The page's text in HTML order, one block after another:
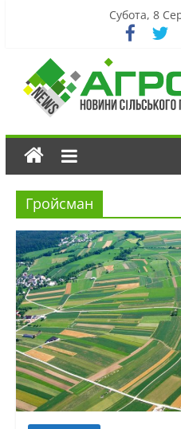
Субота, 8
Гройсман